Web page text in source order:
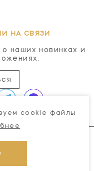
НА СВЯЗИ
наших новинках и
Gallery
cookie файлы